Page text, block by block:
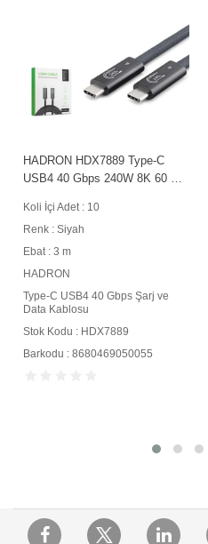
HADRON HDX7889 Type-C
USB4 40 Gbps 240W 8K 60 Hz
Koli İçi Adet : 10
Renk : Siyah
Ebat : 3 m
HADRON
Type-C USB4 40 Gbps Şarj ve
Data Kablosu
Stok Kodu : HDX7889
Barkodu : 8680469050055